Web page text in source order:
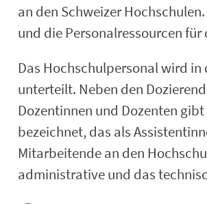
an den Schweizer
und die Personalressourcen
Das Hochschulpersonal wird
unterteilt. Neben den
Dozentinnen und Dozenten
bezeichnet, das als
Mitarbeitende an den
administrative und das